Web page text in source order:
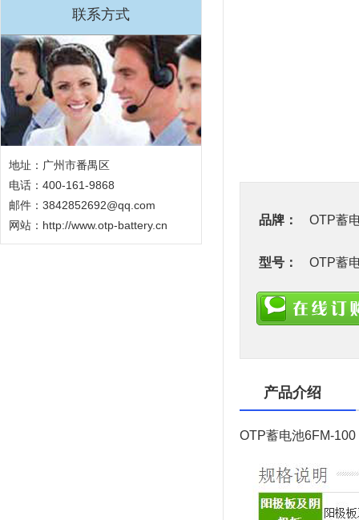
联系方式
地址：广州市番禺区
电话：400-161-9868
邮件：3842852692@qq.com
网站： http://www.otp-battery.cn 品牌： OTP蓄
型号： OTP蓄
产品介绍
OTP蓄电池6FM-